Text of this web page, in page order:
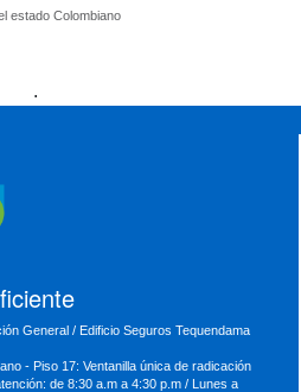
estado Colombiano
.
General / Edificio Seguros Tequendama
- Piso 17: Ventanilla única de radicación
de 8:30 a.m a 4:30 p.m / Lunes a